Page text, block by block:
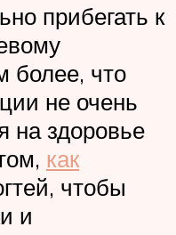
прибегать к
что
не очень
на здоровье
как
чтобы
и